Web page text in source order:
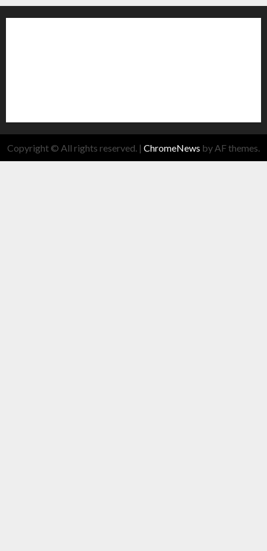
Copyright © All rights reserved. | ChromeNews by AF themes.